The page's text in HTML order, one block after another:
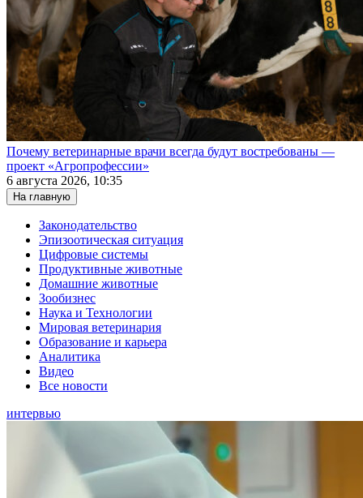
Почему ветеринарные врачи всегда будут востребованы —
проект «Агропрофессии»
6 августа 2026, 10:35
На главную
Законодательство
Эпизоотическая ситуация
Цифровые системы
Продуктивные животные
Домашние животные
Зообизнес
Наука и Технологии
Мировая ветеринария
Образование и карьера
Аналитика
Видео
Все новости
интервью